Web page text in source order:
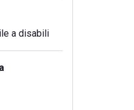
a disabili